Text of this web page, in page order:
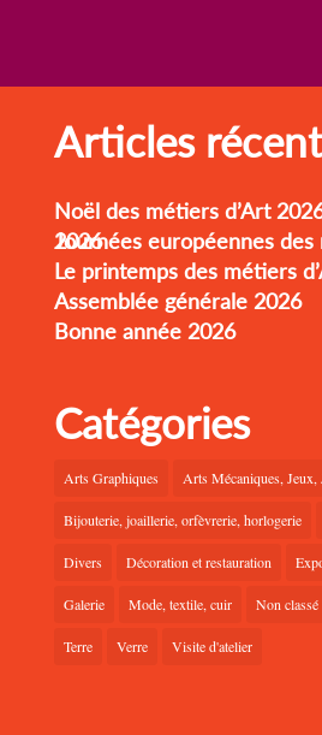
Articles
Noël des métiers d’Art
Journées européennes des métiers d’Art 2026
Le printemps des métiers
Assemblée générale 2026
Bonne année 2026
Catégories
Arts Graphiques Arts Mécaniques, Jeux,
Bijouterie, joaillerie, orfèvrerie, horlogerie
Divers Décoration et restauration
Galerie Mode, textile, cuir Non classé
Terre Verre Visite d'atelier